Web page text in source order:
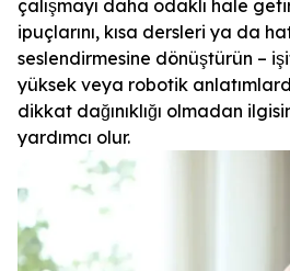
çalışmayı daha odaklı hale
ipuçlarını, kısa dersleri ya da
seslendirmesine dönüştürün –
yüksek veya robotik
dikkat dağınıklığı olmadan
yardımcı olur.